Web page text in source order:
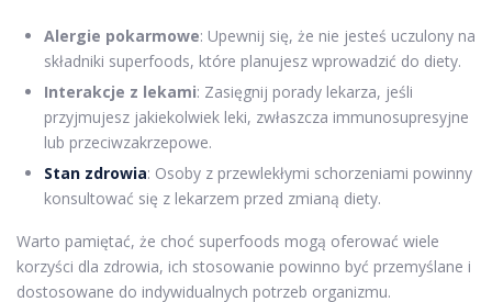
Alergie pokarmowe: Upewnij się, że nie jesteś uczulony na
składniki superfoods, które planujesz wprowadzić do diety.
Interakcje z lekami: Zasięgnij porady lekarza, jeśli
przyjmujesz jakiekolwiek leki, zwłaszcza immunosupresyjne
lub przeciwzakrzepowe.
Stan zdrowia: Osoby z przewlekłymi schorzeniami powinny
konsultować się z lekarzem przed zmianą diety.
Warto pamiętać, że choć superfoods mogą oferować wiele
korzyści dla zdrowia, ich stosowanie powinno być przemyślane i
dostosowane do indywidualnych potrzeb organizmu.